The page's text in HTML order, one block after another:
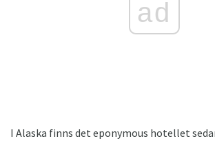
ad
I Alaska finns det eponymous hotellet